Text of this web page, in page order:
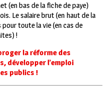
(en bas de la fiche de paye)
Le salaire brut (en haut de la
toute la vie (en cas de
!
la réforme des
développer l’emploi
publics !